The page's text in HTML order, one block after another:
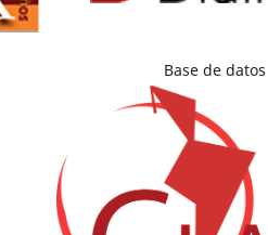
Base de datos